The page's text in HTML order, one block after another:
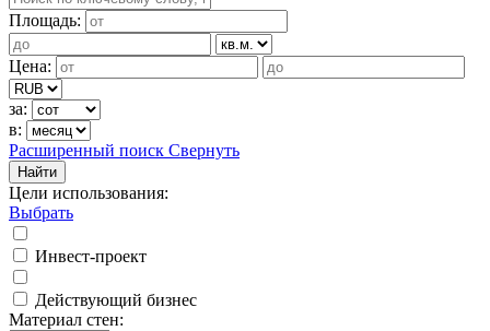
Площадь:
Цена:
за:
в:
Расширенный поиск Свернуть
Найти
Цели использования:
Выбрать
Инвест-проект
Действующий бизнес
Материал стен: